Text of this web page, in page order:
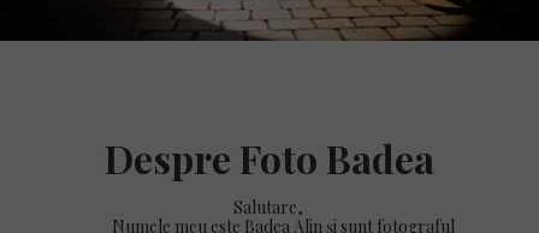
Despre Foto Badea
Salutare,
Numele meu este Badea Alin și sunt fotograful